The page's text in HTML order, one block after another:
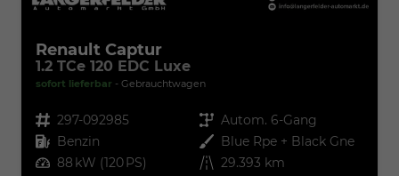
Renault Captur
1.2 TCe 120 EDC Luxe
sofort lieferbar Gebrauchtwagen
Fahrzeugnr. 297-092985 Getriebe Autom. 6-Gang
Kraftstoff Benzin Außenfarbe Blue Rpe + Black Gne
Leistung 88 kW (120 PS) Kilometerstand 29.393 km